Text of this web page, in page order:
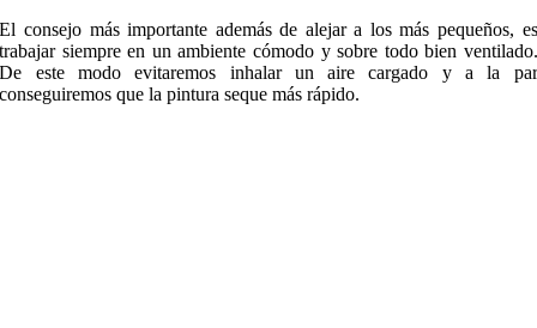
El consejo más importante además de alejar a los más pequeños, es
trabajar siempre en un ambiente cómodo y sobre todo bien ventilado.
De este modo evitaremos inhalar un aire cargado y a la par
conseguiremos que la pintura seque más rápido.